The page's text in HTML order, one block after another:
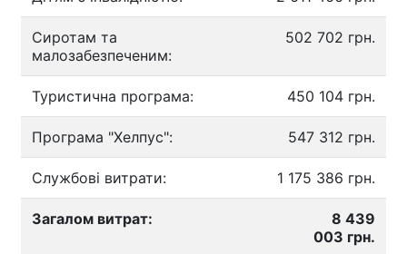
Сиротам та
малозабезпеченим:
502 702 грн.
Туристична програма: 450 104 грн.
Програма "Хелпус": 547 312 грн.
Службові витрати: 1 175 386 грн.
Загалом витрат:
8 439
003 грн.